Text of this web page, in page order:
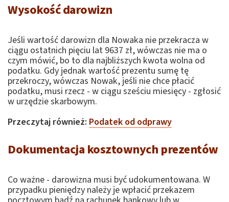
Wysokość darowizn
Jeśli wartość darowizn dla Nowaka nie przekracza w
ciągu ostatnich pięciu lat 9637 zł, wówczas nie ma o
czym mówić, bo to dla najbliższych kwota wolna od
podatku. Gdy jednak wartość prezentu sumę tę
przekroczy, wówczas Nowak, jeśli nie chce płacić
podatku, musi rzecz - w ciągu sześciu miesięcy - zgłosić
w urzędzie skarbowym.
Przeczytaj również: Podatek od odprawy
Dokumentacja kosztownych prezentów
Co ważne - darowizna musi być udokumentowana. W
przypadku pieniędzy należy je wpłacić przekazem